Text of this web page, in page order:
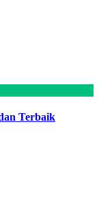
Terbaik